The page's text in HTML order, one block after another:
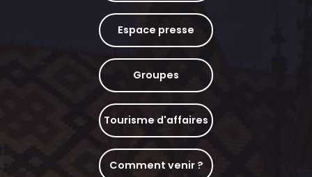
Espace presse
Groupes
Tourisme d'affaires
Comment venir ?